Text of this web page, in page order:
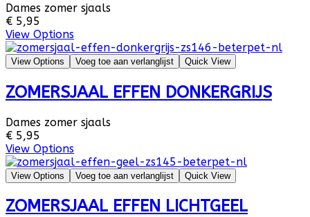
Dames zomer sjaals
€ 5,95
View Options
View Options Voeg toe aan verlanglijst Quick View
ZOMERSJAAL EFFEN DONKERGRIJS
Dames zomer sjaals
€ 5,95
View Options
View Options Voeg toe aan verlanglijst Quick View
ZOMERSJAAL EFFEN LICHTGEEL